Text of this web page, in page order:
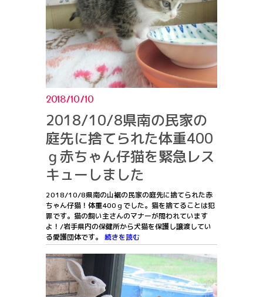
2018/10/10
2018/10/8県南の民家の
庭先に捨てられた体重400
ｇ赤ちゃん仔猫を緊急レス
キューしました
2018/10/8県南の山裾の民家の庭先に捨てられた赤
ちゃん仔猫！体重400ｇでした。猫を捨てることは犯
罪です。猫の飼い主さんのマナーが問われています
よ！/岩手県内の保健所から犬猫を保護し譲渡してい
る愛護団体です。 続きを読む